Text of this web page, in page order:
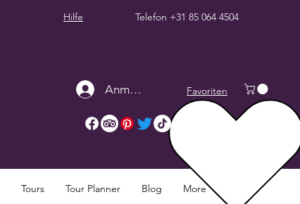
Hilfe Telefon +31 85 064 4504
Anmelden Favoriten
Tours Tour Planner Blog More